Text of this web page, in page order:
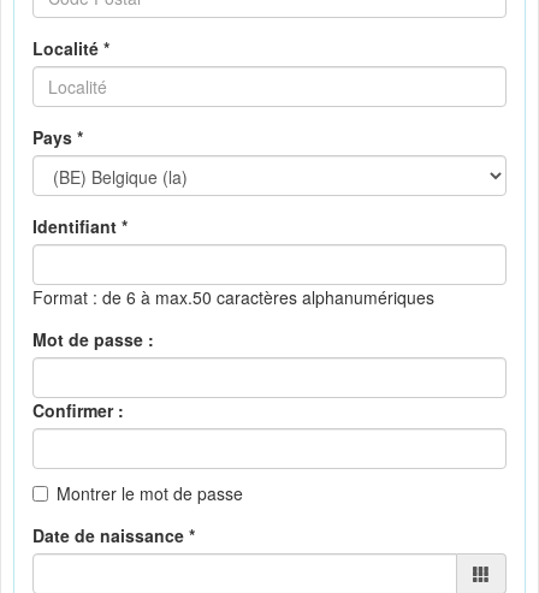
Localité *
Pays *
Identifiant *
Format : de 6 à max.50 caractères alphanumériques
Mot de passe :
Confirmer :
Montrer le mot de passe
Date de naissance *